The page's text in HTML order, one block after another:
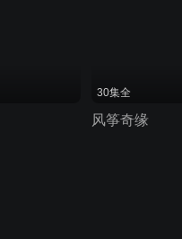
30集全
风筝奇缘